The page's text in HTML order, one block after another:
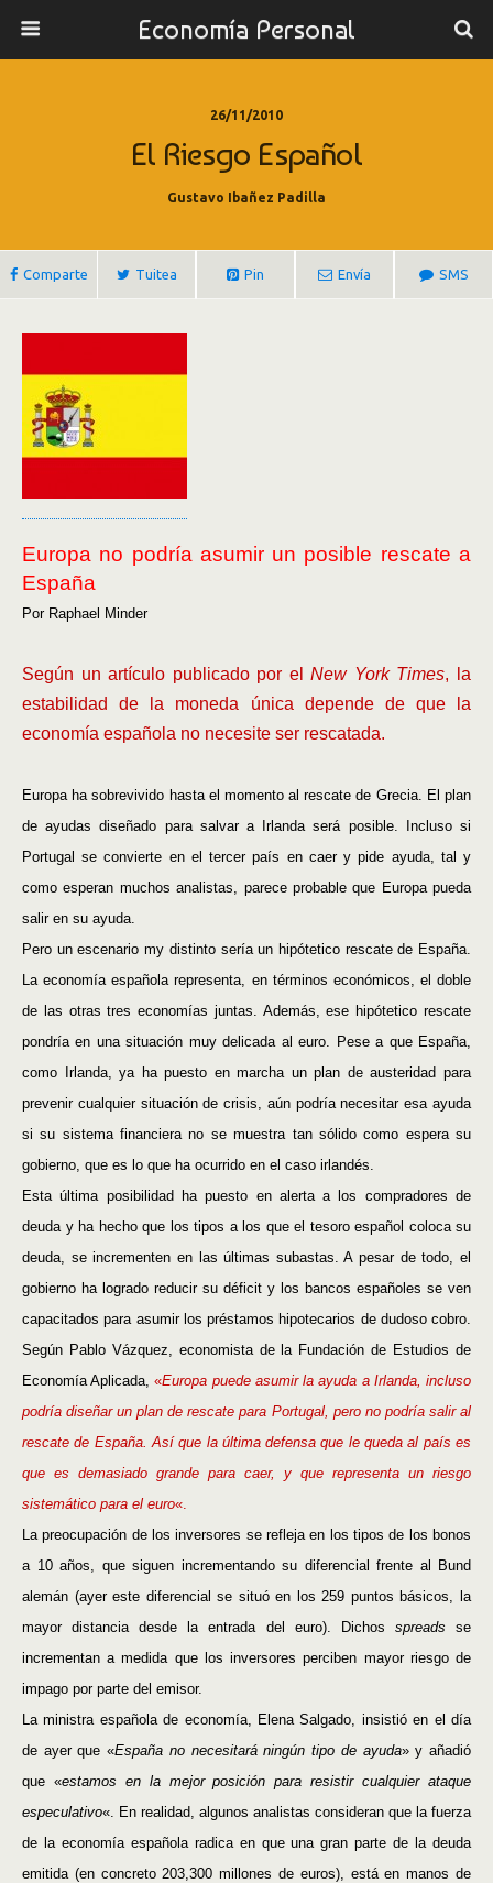
Economía Personal
26/11/2010
El Riesgo Español
Gustavo Ibañez Padilla
Comparte Tuitea Pin Envía SMS
Europa no podría asumir un posible rescate a
España
Por Raphael Minder
Según un artículo publicado por elNew York Times, la
estabilidad de la moneda única depende de que la
economía española no necesite ser rescatada.
Europa ha sobrevivido hasta el momento al rescate de Grecia. El plan
de ayudas diseñado para salvar a Irlanda será posible. Incluso si
Portugal se convierte en el tercer país en caer y pide ayuda, tal y
como esperan muchos analistas, parece probable que Europa pueda
salir en su ayuda.
Pero un escenario my distinto sería un hipótetico rescate de España.
La economía española representa, en términos económicos, el doble
de las otras tres economías juntas. Además, ese hipótetico rescate
pondría en una situación muy delicada al euro. Pese a que España,
como Irlanda, ya ha puesto en marcha un plan de austeridad para
prevenir cualquier situación de crisis, aún podría necesitar esa ayuda
si su sistema financiera no se muestra tan sólido como espera su
gobierno, que es lo que ha ocurrido en el caso irlandés.
Esta última posibilidad ha puesto en alerta a los compradores de
deuda y ha hecho que los tipos a los que el tesoro español coloca su
deuda, se incrementen en las últimas subastas. A pesar de todo, el
gobierno ha logrado reducir su déficit y los bancos españoles se ven
capacitados para asumir los préstamos hipotecarios de dudoso cobro.
Según Pablo Vázquez, economista de la Fundación de Estudios de
Economía Aplicada,«Europa puede asumir la ayuda a Irlanda, incluso
podría diseñar un plan de rescate para Portugal, pero no podría salir al
rescate de España. Así que la última defensa que le queda al país es
que es demasiado grande para caer, y que representa un riesgo
sistemático para el euro«.
La preocupación de los inversores se refleja en los tipos de los bonos
a 10 años, que siguen incrementando su diferencial frente al Bund
alemán (ayer este diferencial se situó en los 259 puntos básicos, la
mayor distancia desde la entrada del euro). Dichos spreads se
incrementan a medida que los inversores perciben mayor riesgo de
impago por parte del emisor.
La ministra española de economía, Elena Salgado, insistió en el día
de ayer que «España no necesitará ningún tipo de ayuda» y añadió
que «estamos en la mejor posición para resistir cualquier ataque
especulativo«. En realidad, algunos analistas consideran que la fuerza
de la economía española radica en que una gran parte de la deuda
emitida (en concreto 203,300 millones de euros), está en manos de